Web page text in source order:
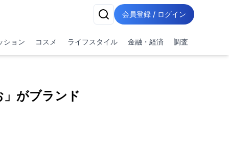
会員登録 / ログイン
ション コスメ ライフスタイル 金融・経済 調査
がブランド